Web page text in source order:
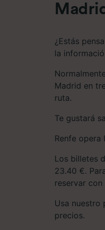
¿Estás
la
Madrid en
ruta.
Te gustará
Renfe opera
Los billetes
23.40 €.
reservar con
Usa nuestro
precios.